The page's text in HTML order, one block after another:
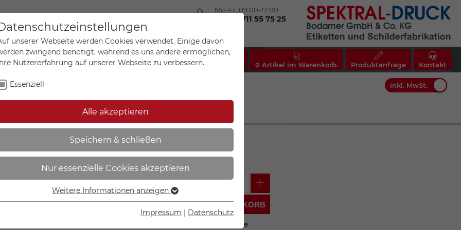
Mo.-Fr. 09:00-17:00
+49 (0)711 55 75 25
Mein Konto 0 Artikel im Warenkorb. Produktanfrage Kontakt
Sonderanfertigungen inkl. MwSt.
- CL5528
IN DEN WARENKORB
Lieferzeit Werktage
unserer Webseite werden Cookies verwendet. Einige davon
zwingend benötigt, während es uns andere ermöglichen,
Nutzererfahrung auf unserer Webseite zu verbessern.
Essenziell
Alle akzeptieren
Speichern & schließen
Nur essenzielle Cookies akzeptieren
Essenzielle Cookies werden für grundlegende Funktionen der
Weitere Informationen anzeigen
Impressum Datenschutz